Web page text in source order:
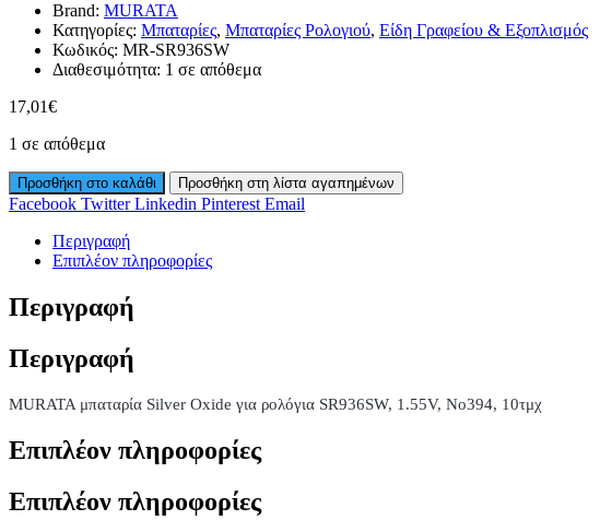
Brand: MURATA
Κατηγορίες: Μπαταρίες, Μπαταρίες Ρολογιού, Είδη Γραφείου & Εξοπλισμός
Κωδικός: MR-SR936SW
Διαθεσιμότητα: 1 σε απόθεμα
17,01€
1 σε απόθεμα
Προσθήκη στο καλάθι Προσθήκη στη λίστα αγαπημένων
Facebook Twitter Linkedin Pinterest Email
Περιγραφή
Επιπλέον πληροφορίες
Περιγραφή
Περιγραφή
MURATA μπαταρία Silver Oxide για ρολόγια SR936SW, 1.55V, No394, 10τμχ
Επιπλέον πληροφορίες
Επιπλέον πληροφορίες